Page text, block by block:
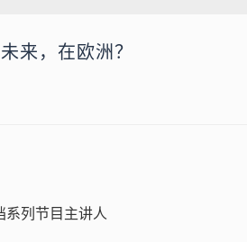
来，在欧洲？
系列节目主讲人